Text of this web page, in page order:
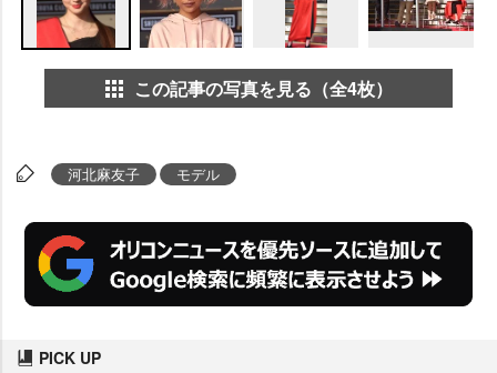
この記事の写真を見る（全4枚）
河北麻友子 モデル
PICK UP